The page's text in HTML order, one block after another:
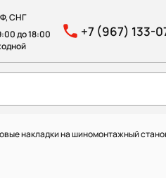
СНГ
до 18:00
+7 (967) 133-
накладки на шиномонтажный